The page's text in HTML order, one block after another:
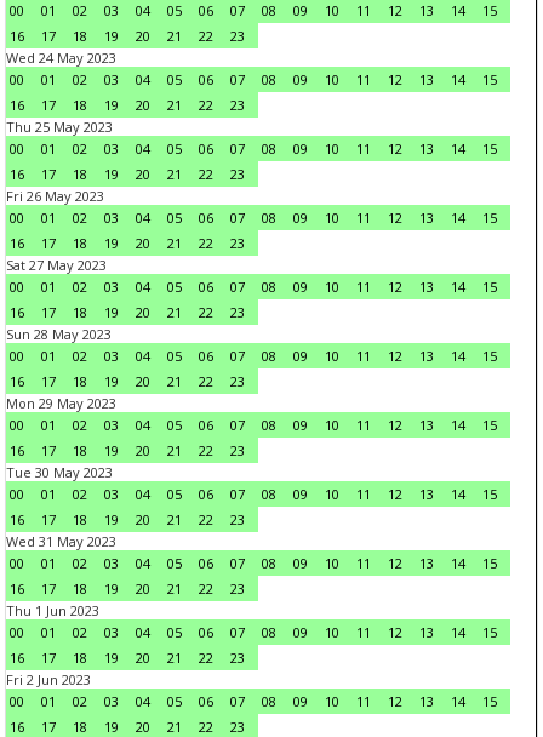
00
01 02 03 04 05 06 07 08 09 10 11 12 13 14
15
16
17 18 19 20 21 22
23
Wed 24 May 2023
00
01 02 03 04 05 06 07 08 09 10 11 12 13 14
15
16
17 18 19 20 21 22
23
Thu 25 May 2023
00
01 02 03 04 05 06 07 08 09 10 11 12 13 14
15
16
17 18 19 20 21 22
23
Fri 26 May 2023
00
01 02 03 04 05 06 07 08 09 10 11 12 13 14
15
16
17 18 19 20 21 22
23
Sat 27 May 2023
00
01 02 03 04 05 06 07 08 09 10 11 12 13 14
15
16
17 18 19 20 21 22
23
Sun 28 May 2023
00
01 02 03 04 05 06 07 08 09 10 11 12 13 14
15
16
17 18 19 20 21 22
23
Mon 29 May 2023
00
01 02 03 04 05 06 07 08 09 10 11 12 13 14
15
16
17 18 19 20 21 22
23
Tue 30 May 2023
00
01 02 03 04 05 06 07 08 09 10 11 12 13 14
15
16
17 18 19 20 21 22
23
Wed 31 May 2023
00
01 02 03 04 05 06 07 08 09 10 11 12 13 14
15
16
17 18 19 20 21 22
23
Thu 1 Jun 2023
00
01 02 03 04 05 06 07 08 09 10 11 12 13 14
15
16
17 18 19 20 21 22
23
Fri 2 Jun 2023
00
01 02 03 04 05 06 07 08 09 10 11 12 13 14
15
16
17 18 19 20 21 22
23